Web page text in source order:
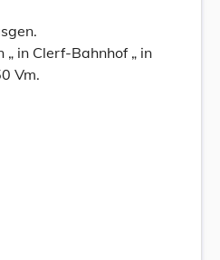
„ in Clerf-Bahnhof „ in
Vm.